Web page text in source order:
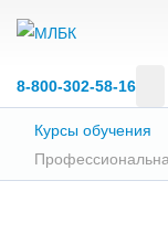
8‑800‑302‑58‑16
Курсы обучения